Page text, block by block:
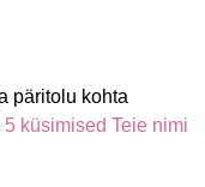
päritolu kohta
5 küsimised Teie nimi